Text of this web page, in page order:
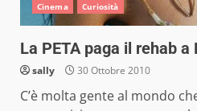
Cinema Curiosità
La PETA paga il rehab
sally 30 Ottobre 2010
C’è molta gente al mondo